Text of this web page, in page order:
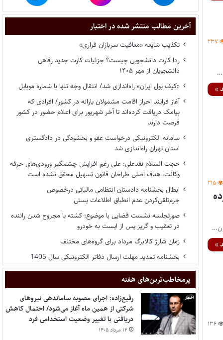
۲۳۷
»
۲۱۵
»
۱۳۶
آخرین مطالب منتشر شده در اختبار
تکذیب شایعه «معافیت سربازان فراری»
ردا کارت دانشجویی چیست؟ جزئیات کارت جدید رفاهی
دانشجویان از مهر ۱۴۰۵
«کیف پول ایران» راه‌اندازی شد/ انتقال وجه تنها با شماره موبایل
آغاز فرایند احراز اقامت مشمولان یارانه در کشور/ افرادی که
پیامک دریافت کرده‌اند تا آخر شهریور برای اعلام حضور در کشور
فرصت دارند
سامانه الکترونیکی درخواست عفو و بخشودگی در دادگستری
استان تهران راه‌اندازی شد
حجت السلام نقدعلی: علی رغم افزایش چشمگیر ورودی‌های حرفه
وکالت، هدف اصلی طراحان قانون تسهیل محقق نشده است
ابطال بخشنامه دادستان انتظامی مالیاتی درخصوص
جرم‌تلقی‌کردن عدم انطباق اطلاعات پستی
صورتجلسه نشست قضایی با موضوع: کشته یا مجروح شدن راننده
در تعقیب و گریز پس از ایست به خودرو
زمان شارژ کالابرگ مرداد برای گروه‌های مختلف
بخشنامه تمدید مهلت ارسال دفاتر الکترونیکی سال 1405
پر‌مخاطب‌ترین‌های هفته
رفیع‌زاده: اجرای مصوبه ساماندهی نیروهای
شرکتی از همین ماه آغاز می‌شود/ احتمال کاهش
دریافتی با تغییر وضعیت استخدامی فرد
۱۲ مرداد ۱۴۰۵